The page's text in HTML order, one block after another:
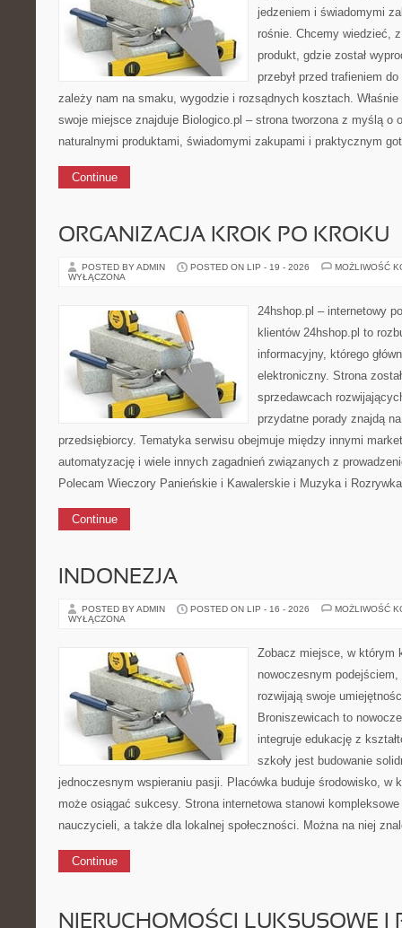
jedzeniem i świadomymi
rośnie. Chcemy wiedzieć,
produkt, gdzie został
przebył przed trafieniem
zależy nam na smaku, wygodzie i rozsądnych kosztach.
swoje miejsce znajduje Biologico.pl – strona tworzona z myślą o
naturalnymi produktami, świadomymi zakupami i praktycznym
Continue
ORGANIZACJA KROK PO KROKU
POSTED BY ADMIN POSTED ON LIP - 19 - 2026
MOŻLIWOŚĆ
WYŁĄCZONA
24hshop.pl – internetowy
klientów 24hshop.pl to
informacyjny, którego
elektroniczny. Strona
sprzedawcach
przydatne porady znajdą
przedsiębiorcy. Tematyka serwisu obejmuje między innymi
automatyzację i wiele innych zagadnień związanych z
Polecam Wieczory Panieńskie i Kawalerskie i Muzyka i
Continue
INDONEZJA
POSTED BY ADMIN POSTED ON LIP - 16 - 2026
MOŻLIWOŚĆ
WYŁĄCZONA
Zobacz miejsce, w którym
nowoczesnym
rozwijają swoje
Broniszewicach to
integruje edukację z
szkoły jest budowanie
jednoczesnym wspieraniu pasji. Placówka buduje środowisko, w
może osiągać sukcesy. Strona internetowa stanowi kompleksowe
nauczycieli, a także dla lokalnej społeczności. Można na niej
Continue
NIERUCHOMOŚCI LUKSUSOWE I